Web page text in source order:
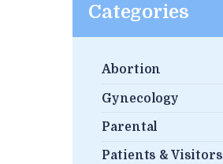
Categories
Abortion
Gynecology
Parental
Patients & Visitors